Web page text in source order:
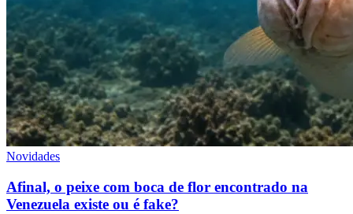
Novidades
Afinal, o peixe com boca de flor encontrado na
Venezuela existe ou é fake?